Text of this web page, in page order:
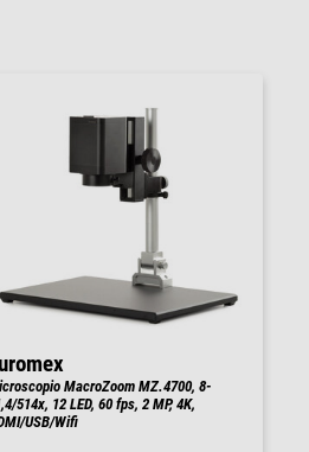
MacroZoom MZ.4700, 8-
514x, 12 LED, 60 fps, 2 MP, 4K,
USB/Wifi